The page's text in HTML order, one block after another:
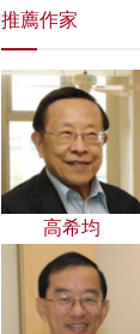
推薦作家
高希均